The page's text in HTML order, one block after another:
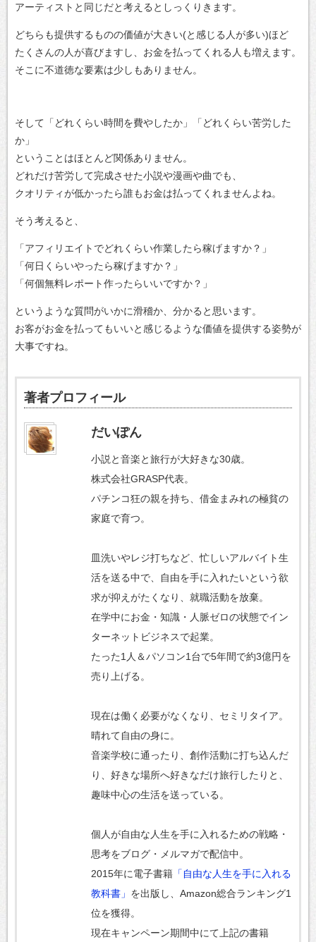
アーティストと同じだと考えるとしっくりきます。
どちらも提供するものの価値が大きい(と感じる人が多い)ほど
たくさんの人が喜びますし、お金を払ってくれる人も増えます。
そこに不道徳な要素は少しもありません。
そして「どれくらい時間を費やしたか」「どれくらい苦労した
か」
ということはほとんど関係ありません。
どれだけ苦労して完成させた小説や漫画や曲でも、
クオリティが低かったら誰もお金は払ってくれませんよね。
そう考えると、
「アフィリエイトでどれくらい作業したら稼げますか？」
「何日くらいやったら稼げますか？」
「何個無料レポート作ったらいいですか？」
というような質問がいかに滑稽か、分かると思います。
お客がお金を払ってもいいと感じるような価値を提供する姿勢が
大事ですね。
著者プロフィール
だいぽん
小説と音楽と旅行が大好きな30歳。
株式会社GRASP代表。
パチンコ狂の親を持ち、借金まみれの極貧の
家庭で育つ。
皿洗いやレジ打ちなど、忙しいアルバイト生
活を送る中で、自由を手に入れたいという欲
求が抑えがたくなり、就職活動を放棄。
在学中にお金・知識・人脈ゼロの状態でイン
ターネットビジネスで起業。
たった1人＆パソコン1台で5年間で約3億円を
売り上げる。
現在は働く必要がなくなり、セミリタイア。
晴れて自由の身に。
音楽学校に通ったり、創作活動に打ち込んだ
り、好きな場所へ好きなだけ旅行したりと、
趣味中心の生活を送っている。
個人が自由な人生を手に入れるための戦略・
思考をブログ・メルマガで配信中。
2015年に電子書籍 「自由な人生を手に入れる
教科書」 を出版し、Amazon総合ランキング1
位を獲得。
現在キャンペーン期間中にて上記の書籍